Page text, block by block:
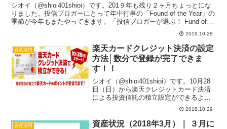
シオイ（@shioi401shioi）です。201９年も残り２ヶ月ちょっとにな
りました。投信ブロガーにとって年中行事の「Found of the Year」の
季節が今年もまたやってきます。「投信ブロガーが選ぶ！ Fund of
2019.10.28
資産運用
楽天カードクレジット決済の設定
方法│数分で登録が完了できま
す！！
シオイ（@shioi401shioi）です。10月28
日（日）から楽天クレジットカード決済
による投資信託の積立設定ができるよう
になりました。11月12日（月）までに設
定を行うと12月3日（月）に積立が実行さ
れ、12月27日（木）がカード決済...
2018.10.29
資産運用
資産状況（2018年3月）｜ ３月に